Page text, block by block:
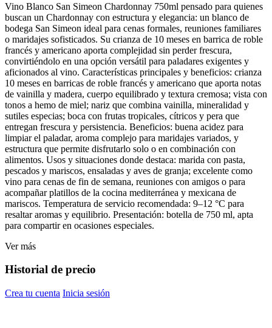
Vino Blanco San Simeon Chardonnay 750ml pensado para quienes
buscan un Chardonnay con estructura y elegancia: un blanco de
bodega San Simeon ideal para cenas formales, reuniones familiares
o maridajes sofisticados. Su crianza de 10 meses en barrica de roble
francés y americano aporta complejidad sin perder frescura,
convirtiéndolo en una opción versátil para paladares exigentes y
aficionados al vino. Características principales y beneficios: crianza
10 meses en barricas de roble francés y americano que aporta notas
de vainilla y madera, cuerpo equilibrado y textura cremosa; vista con
tonos a hemo de miel; nariz que combina vainilla, mineralidad y
sutiles especias; boca con frutas tropicales, cítricos y pera que
entregan frescura y persistencia. Beneficios: buena acidez para
limpiar el paladar, aroma complejo para maridajes variados, y
estructura que permite disfrutarlo solo o en combinación con
alimentos. Usos y situaciones donde destaca: marida con pasta,
pescados y mariscos, ensaladas y aves de granja; excelente como
vino para cenas de fin de semana, reuniones con amigos o para
acompañar platillos de la cocina mediterránea y mexicana de
mariscos. Temperatura de servicio recomendada: 9–12 °C para
resaltar aromas y equilibrio. Presentación: botella de 750 ml, apta
para compartir en ocasiones especiales.
Ver más
Historial de precio
Crea tu cuenta Inicia sesión